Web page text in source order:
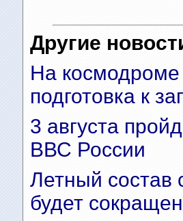
Другие
На
подготовка к
3 августа
ВВС России
Летный
будет